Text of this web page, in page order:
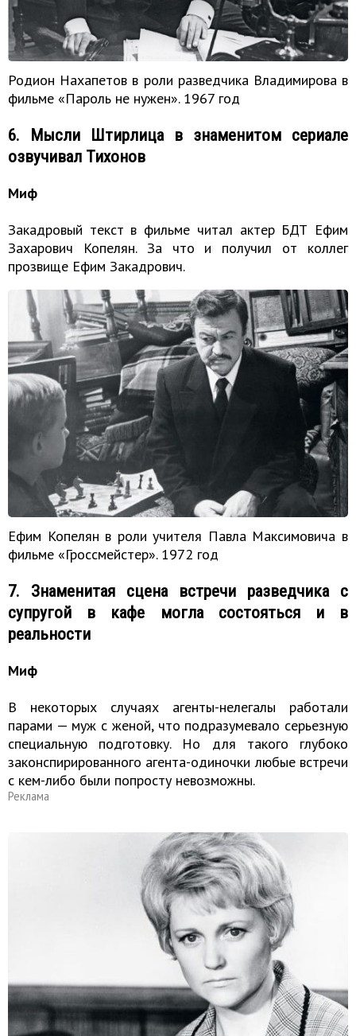
Родион Нахапетов в роли разведчика Владимирова в
фильме «Пароль не нужен». 1967 год
6. Мысли Штирлица в знаменитом сериале
озвучивал Тихонов
Миф
Закадровый текст в фильме читал актер БДТ Ефим
Захарович Копелян. За что и получил от коллег
прозвище Ефим Закадрович.
Ефим Копелян в роли учителя Павла Максимовича в
фильме «Гроссмейстер». 1972 год
7. Знаменитая сцена встречи разведчика с
супругой в кафе могла состояться и в
реальности
Миф
В некоторых случаях агенты-нелегалы работали
парами — муж с женой, что подразумевало серьезную
специальную подготовку. Но для такого глубоко
законспирированного агента-одиночки любые встречи
с кем-либо были попросту невозможны.
Реклама